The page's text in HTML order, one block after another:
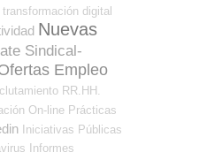
transformación digital
Nuevas
Sindical-
Empleo
RR.HH.
On-line Prácticas
Iniciativas Públicas
Informes